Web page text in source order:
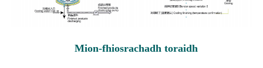
Mion-fhiosrachadh toraidh